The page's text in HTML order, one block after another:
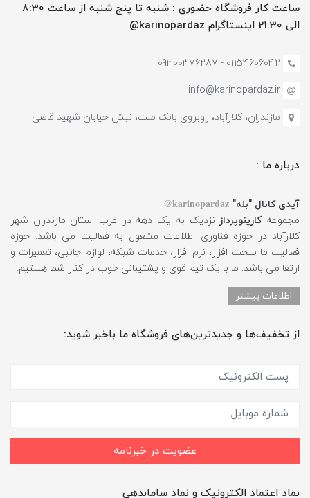
ساعت کار فروشگاه حضوری : شنبه تا پنج شنبه از ساعت 8:30
الی 21:30 اینستاگرام karinopardaz@
01154606042 - 09300376287
info@karinopardaz.ir
مازندران، کلارآباد، روبروی بانک ملت، نبش خیابان شهید قاضی
درباره ما :
آیدی کانال "بله" karinopardaz@
مجموعهکارینوپرداز نزدیک به یک دهه در غرب استان مازندران شهر
کلارآباد در حوزه فناوری اطلاعات مشغول به فعالیت می باشد. حوزه
فعالیت ما سخت افزار، نرم افزار، خدمات شبکه، لوازم جانبی، تعمیرات و
ارتقا می باشد. ما با یک تیم قوی و پشتیبانی خوب در کنار شما هستیم.
اطلاعات بیشتر
از تخفیف‌ها و جدیدترین‌های فروشگاه ما باخبر شوید:
عضویت در خبرنامه
نماد اعتماد الکترونیک و نماد ساماندهی